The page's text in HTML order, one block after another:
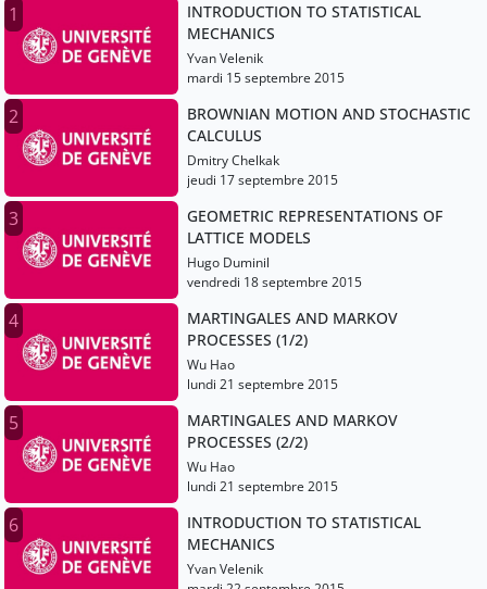
1
INTRODUCTION TO STATISTICAL
MECHANICS
Yvan Velenik
mardi 15 septembre 2015
2
BROWNIAN MOTION AND STOCHASTIC
CALCULUS
Dmitry Chelkak
jeudi 17 septembre 2015
3
GEOMETRIC REPRESENTATIONS OF
LATTICE MODELS
Hugo Duminil
vendredi 18 septembre 2015
4
MARTINGALES AND MARKOV
PROCESSES (1/2)
Wu Hao
lundi 21 septembre 2015
5
MARTINGALES AND MARKOV
PROCESSES (2/2)
Wu Hao
lundi 21 septembre 2015
6
INTRODUCTION TO STATISTICAL
MECHANICS
Yvan Velenik